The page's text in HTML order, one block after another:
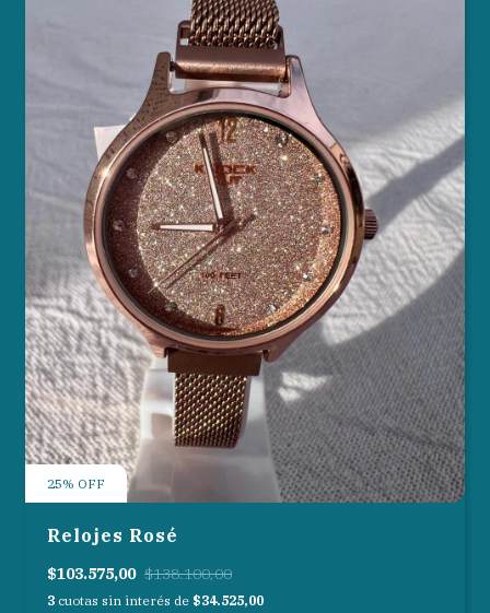
25% OFF
Relojes Rosé
$103.575,00 $138.100,00
3 cuotas sin interés de $34.525,00